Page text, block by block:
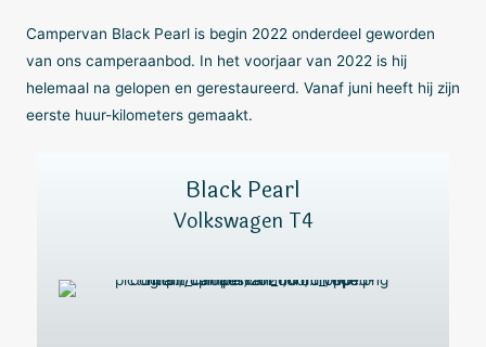
Campervan Black Pearl is begin 2022 onderdeel geworden
van ons camperaanbod. In het voorjaar van 2022 is hij
helemaal na gelopen en gerestaureerd. Vanaf juni heeft hij zijn
eerste huur-kilometers gemaakt.
Black Pearl
Volkswagen T4